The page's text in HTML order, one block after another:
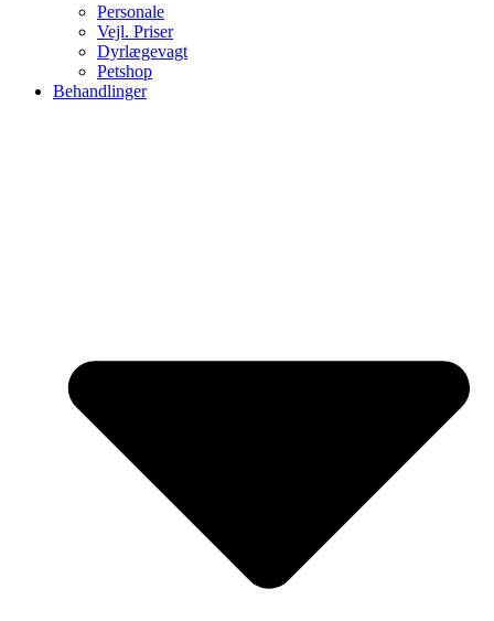
Personale
Vejl. Priser
Dyrlægevagt
Petshop
Behandlinger